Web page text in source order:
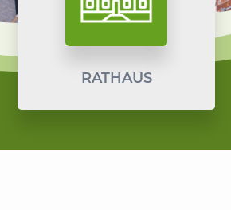
RATHAUS